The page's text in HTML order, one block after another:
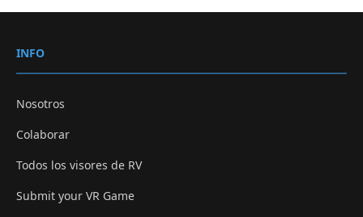
INFO
Nosotros
Colaborar
Todos los visores de RV
Submit your VR Game